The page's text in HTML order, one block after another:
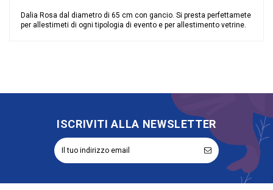
Dalia Rosa dal diametro di 65 cm con gancio. Si presta perfettamete
per allestimeti di ogni tipologia di evento e per allestimento vetrine.
ISCRIVITI ALLA NEWSLETTER